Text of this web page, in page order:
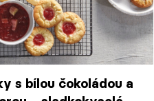
s bílou čokoládou a